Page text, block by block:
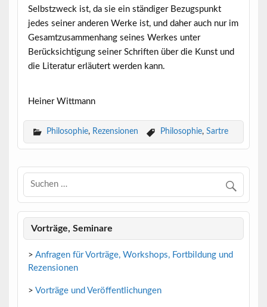
Selbstzweck ist, da sie ein ständiger Bezugspunkt
jedes seiner anderen Werke ist, und daher auch nur im
Gesamtzusammenhang seines Werkes unter
Berücksichtigung seiner Schriften über die Kunst und
die Literatur erläutert werden kann.
Heiner Wittmann
Philosophie, Rezensionen Philosophie, Sartre
Vorträge, Seminare
> Anfragen für Vorträge, Workshops, Fortbildung und
Rezensionen
> Vorträge und Veröffentlichungen